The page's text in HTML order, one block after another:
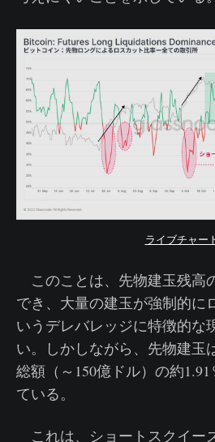
ライブチャー
このことは、先物建玉残高
でき、大量の建玉が強制的に
いうデレバレッジに特徴的な
い。しかしながら、先物建玉
総額（～150億ドル）の約
ている。
これは、ショートスクイー